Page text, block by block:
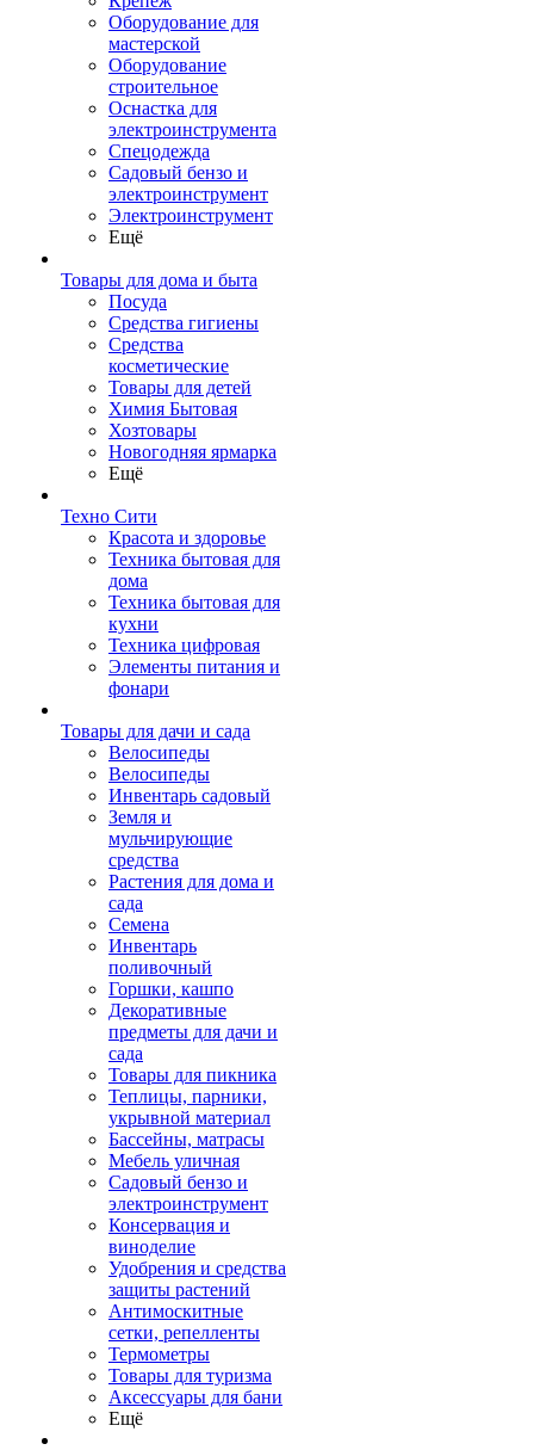
Оборудование для
мастерской
Оборудование
строительное
Оснастка для
электроинструмента
Спецодежда
Садовый бензо и
электроинструмент
Электроинструмент
Ещё
Товары для дома и быта
Посуда
Средства гигиены
Средства
косметические
Товары для детей
Химия Бытовая
Хозтовары
Новогодняя ярмарка
Ещё
Техно Сити
Красота и здоровье
Техника бытовая для
дома
Техника бытовая для
кухни
Техника цифровая
Элементы питания и
фонари
Товары для дачи и сада
Велосипеды
Велосипеды
Инвентарь садовый
Земля и
мульчирующие
средства
Растения для дома и
сада
Семена
Инвентарь
поливочный
Горшки, кашпо
Декоративные
предметы для дачи и
сада
Товары для пикника
Теплицы, парники,
укрывной материал
Бассейны, матрасы
Мебель уличная
Садовый бензо и
электроинструмент
Консервация и
виноделие
Удобрения и средства
защиты растений
Антимоскитные
сетки, репелленты
Термометры
Товары для туризма
Аксессуары для бани
Ещё